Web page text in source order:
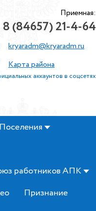
Приемная:
8 (84657) 21-4-64
kryaradm@kryaradm.ru
Карта района
аккаунтов в соцсетях
Поселения
работников АПК
Признание